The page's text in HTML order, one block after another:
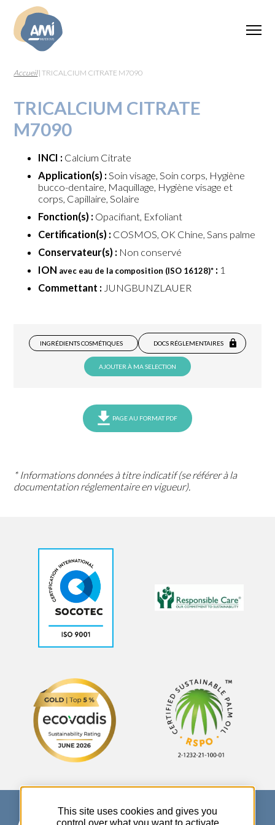
Accueil|TRICALCIUM CITRATE M7090
TRICALCIUM CITRATE
M7090
INCI : Calcium Citrate
Application(s) : Soin visage, Soin corps, Hygiène
bucco-dentaire, Maquillage, Hygiène visage et
corps, Capillaire, Solaire
Fonction(s) : Opacifiant, Exfoliant
Certification(s) : COSMOS, OK Chine, Sans palme
Conservateur(s) : Non conservé
ION avec eau de la composition (ISO 16128)* : 1
Commettant : JUNGBUNZLAUER
INGRÉDIENTS COSMÉTIQUES DOCS RÉGLEMENTAIRES
AJOUTER À MA SELECTION
PAGE AU FORMAT PDF
* Informations données à titre indicatif (se référer à la
documentation réglementaire en vigueur).
This site uses cookies and gives you
control over what you want to activate